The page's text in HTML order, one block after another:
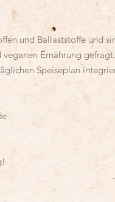
und Ballaststoffe und
Ernährung gefragt.
Speiseplan